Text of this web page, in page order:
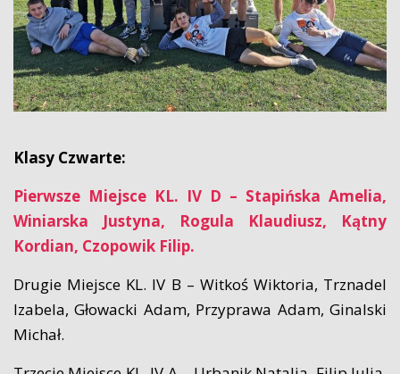
Klasy Czwarte:
Pierwsze Miejsce KL. IV D – Stapińska Amelia,
Winiarska Justyna, Rogula Klaudiusz, Kątny
Kordian, Czopowik Filip.
Drugie Miejsce KL. IV B – Witkoś Wiktoria, Trznadel
Izabela, Głowacki Adam, Przyprawa Adam, Ginalski
Michał.